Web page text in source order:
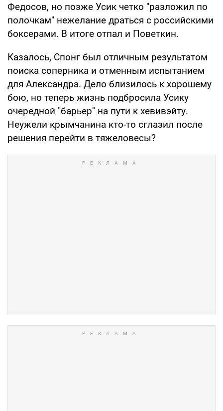
Федосов, но позже Усик четко "разложил по
полочкам" нежелание драться с российскими
боксерами. В итоге отпал и Поветкин.
Казалось, Спонг был отличным результатом
поиска соперника и отменным испытанием
для Александра. Дело близилось к хорошему
бою, но теперь жизнь подбросила Усику
очередной "барьер" на пути к хевивэйту.
Неужели крымчанина кто-то сглазил после
решения перейти в тяжеловесы?